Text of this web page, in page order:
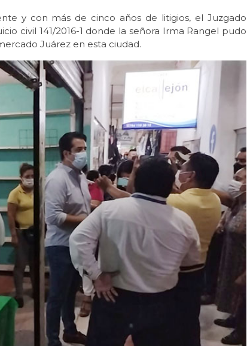
y con más de cinco años de litigios, el Juzgado
civil 141/2016-1 donde la señora Irma Rangel pudo
Juárez en esta ciudad.